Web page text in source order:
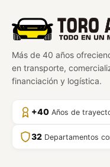
Más de 40 años
en transporte,
financiación y logística.
+40 Años de
32 Departamentos